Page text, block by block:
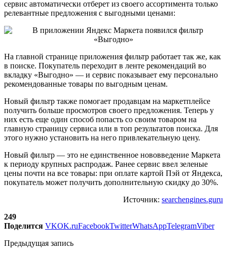
сервис автоматически отберет из своего ассортимента только
релевантные предложения с выгодными ценами:
На главной странице приложения фильтр работает так же, как
в поиске. Покупатель переходит в ленте рекомендаций во
вкладку «Выгодно» — и сервис показывает ему персонально
рекомендованные товары по выгодным ценам.
Новый фильтр также помогает продавцам на маркетплейсе
получить больше просмотров своего предложения. Теперь у
них есть еще один способ попасть со своим товаром на
главную страницу сервиса или в топ результатов поиска. Для
этого нужно установить на него привлекательную цену.
Новый фильтр — это не единственное нововведение Маркета
к периоду крупных распродаж. Ранее сервис ввел зеленые
цены почти на все товары: при оплате картой Пэй от Яндекса,
покупатель может получить дополнительную скидку до 30%.
Источник: searchengines.guru
249
Поделится VKOK.ruFacebookTwitterWhatsAppTelegramViber
Предыдущая запись